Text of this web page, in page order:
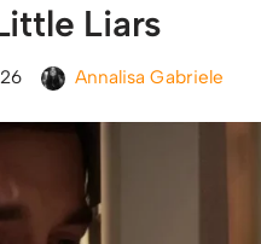
Liars
Annalisa Gabriele